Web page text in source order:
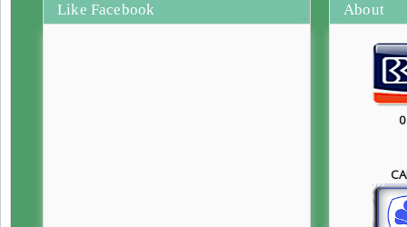
Like Facebook About